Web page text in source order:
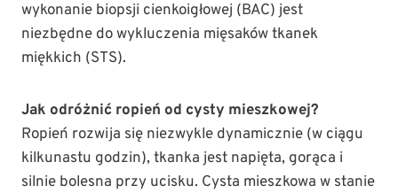
wykonanie biopsji cienkoigłowej (BAC) jest
niezbędne do wykluczenia mięsaków tkanek
miękkich (STS).
Jak odróżnić ropień od cysty mieszkowej?
Ropień rozwija się niezwykle dynamicznie (w ciągu
kilkunastu godzin), tkanka jest napięta, gorąca i
silnie bolesna przy ucisku. Cysta mieszkowa w stanie